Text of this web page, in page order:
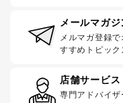
メールマガ
メルマガ登録
すすめトピック
店舗サービス
専門アドバイザ